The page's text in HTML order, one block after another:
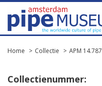
Home Collectie APM 14.787
Collectienummer: